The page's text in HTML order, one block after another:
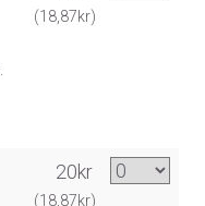
(18,87kr)
20kr
(18,87kr)